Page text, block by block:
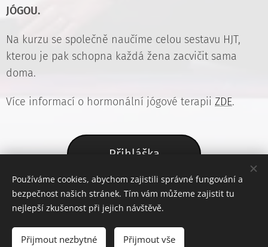
JÓGOU.
Na kurzu se společně naučíme celou sestavu HJT,
kterou je pak schopna každá žena zacvičit sama
doma.
Více informací o hormonální jógové terapii ZDE.
Přihláška
jógové terapie dle Dinah Rodrigues, pavlinakova.anet@seznam.cz
Používáme cookies, abychom zajistili správné fungování a
bezpečnost našich stránek. Tím vám můžeme zajistit tu
nejlepší zkušenost při jejich návštěvě.
Přijmout nezbytné Přijmout vše